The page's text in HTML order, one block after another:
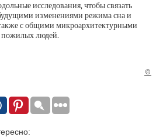
исследования, чтобы связать
изменениями режима сна и
с общими микроархитектурными
пожилых людей.
©